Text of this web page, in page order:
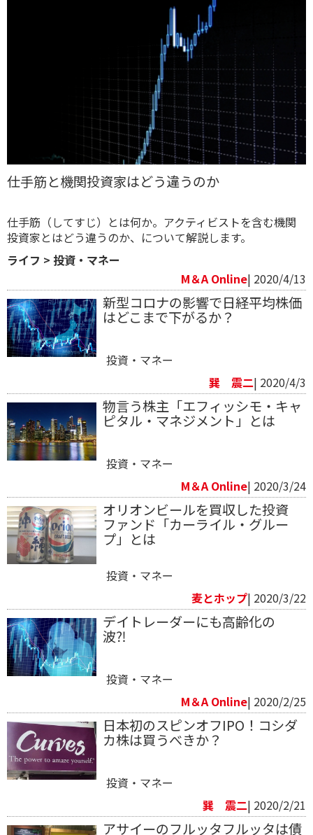
仕手筋と機関投資家はどう違うのか
仕手筋（してすじ）とは何か。アクティビストを含む機関
投資家とはどう違うのか、について解説します。
ライフ > 投資・マネー
M＆A Online| 2020/4/13
新型コロナの影響で日経平均株価
はどこまで下がるか？
投資・マネー
巽 震二| 2020/4/3
物言う株主「エフィッシモ・キャ
ピタル・マネジメント」とは
投資・マネー
M＆A Online| 2020/3/24
オリオンビールを買収した投資
ファンド「カーライル・グルー
プ」とは
投資・マネー
麦とホップ| 2020/3/22
デイトレーダーにも高齢化の
波⁈
投資・マネー
M＆A Online| 2020/2/25
日本初のスピンオフIPO！コシダ
カ株は買うべきか？
投資・マネー
巽 震二| 2020/2/21
アサイーのフルッタフルッタは債